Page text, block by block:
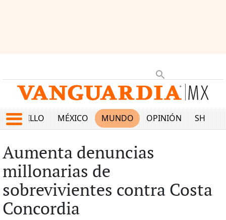
SALTILLO MÉXICO MUNDO OPINIÓN SHOW
Aumenta denuncias
millonarias de
sobrevivientes contra Costa
Concordia